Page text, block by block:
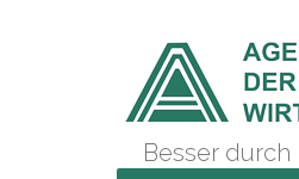
Besser durch